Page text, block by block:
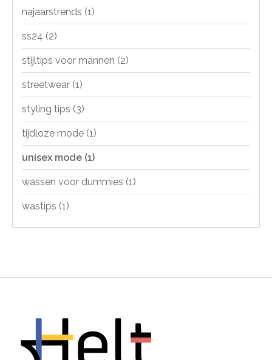
najaarstrends (1)
ss24 (2)
stijltips voor mannen (2)
streetwear (1)
styling tips (3)
tijdloze mode (1)
unisex mode (1)
wassen voor dummies (1)
wastips (1)